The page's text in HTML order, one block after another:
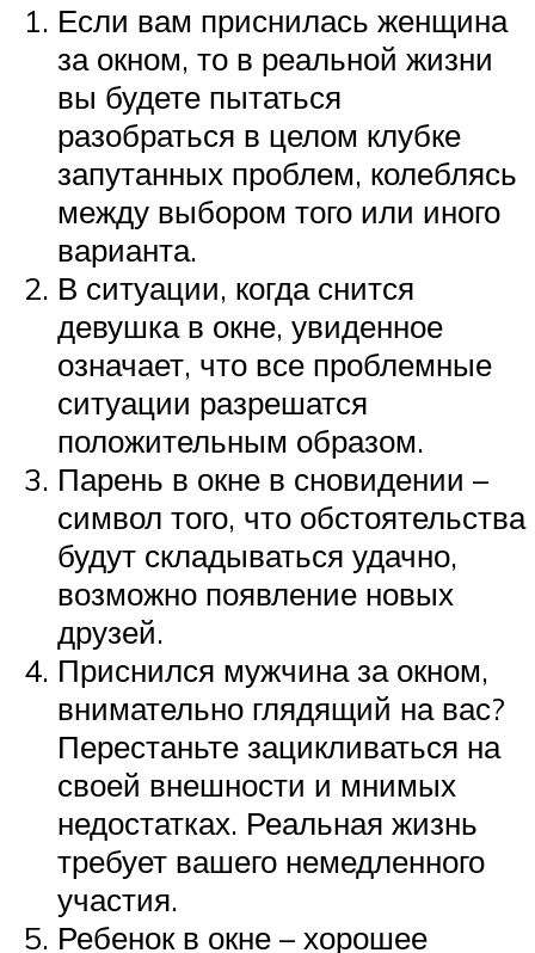
Если вам приснилась женщина
за окном, то в реальной жизни
вы будете пытаться
разобраться в целом клубке
запутанных проблем, колеблясь
между выбором того или иного
варианта.
В ситуации, когда снится
девушка в окне, увиденное
означает, что все проблемные
ситуации разрешатся
положительным образом.
Парень в окне в сновидении –
символ того, что обстоятельства
будут складываться удачно,
возможно появление новых
друзей.
Приснился мужчина за окном,
внимательно глядящий на вас?
Перестаньте зацикливаться на
своей внешности и мнимых
недостатках. Реальная жизнь
требует вашего немедленного
участия.
Ребенок в окне – хорошее